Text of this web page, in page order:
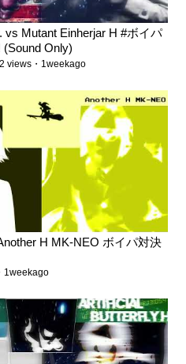
vs Mutant Einherjar H #ボイパ
(Sound Only)
views・1weekago
H MK-NEO ボイパ対決
1weekago